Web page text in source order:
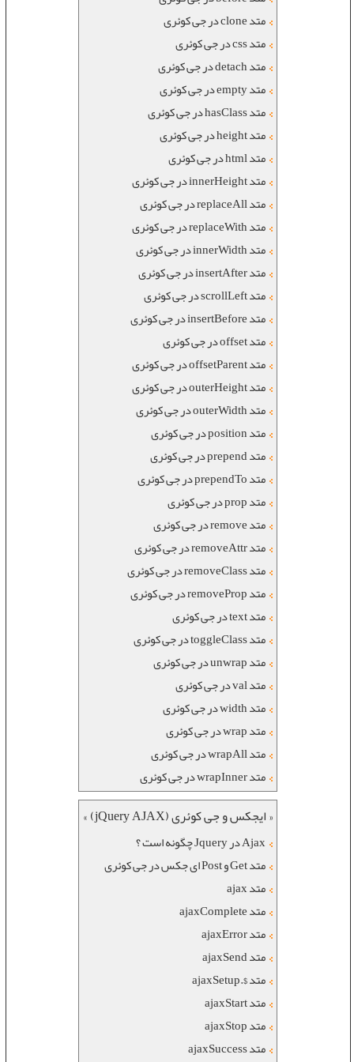
متد clone در جی کوئری
متد css در جی کوئری
متد detach در جی کوئری
متد empty در جی کوئری
متد hasClass در جی کوئری
متد height در جی کوئری
متد html در جی کوئری
متد innerHeight در جی کوئری
متد replaceAll در جی کوئری
متد replaceWith در جی کوئری
متد innerWidth در جی کوئری
متد insertAfter در جی کوئری
متد scrollLeft در جی کوئری
متد insertBefore در جی کوئری
متد offset در جی کوئری
متد offsetParent در جی کوئری
متد outerHeight در جی کوئری
متد outerWidth در جی کوئری
متد position در جی کوئری
متد prepend در جی کوئری
متد prependTo در جی کوئری
متد prop در جی کوئری
متد remove در جی کوئری
متد removeAttr در جی کوئری
متد removeClass در جی کوئری
متد removeProp در جی کوئری
متد text در جی کوئری
متد toggleClass در جی کوئری
متد unwrap در جی کوئری
متد val در جی کوئری
متد width در جی کوئری
متد wrap در جی کوئری
متد wrapAll در جی کوئری
متد wrapInner در جی کوئری
« ایجکس و جی کوئری (jQuery AJAX) »
Ajax در Jquery چگونه است ؟
متد Get و Post ای جکس در جی کوئری
متد ajax
متد ajaxComplete
متد ajaxError
متد ajaxSend
متد $.ajaxSetup
متد ajaxStart
متد ajaxStop
متد ajaxSuccess